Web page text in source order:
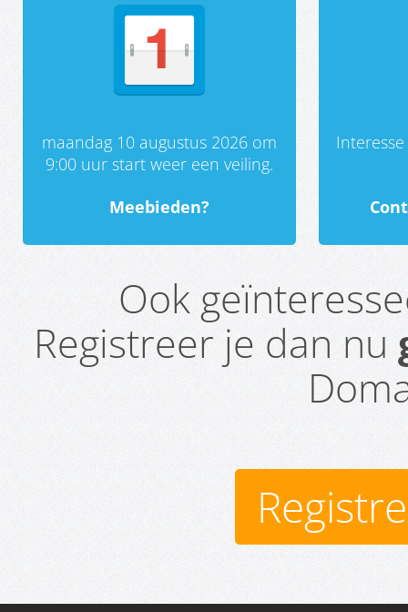
maandag 10 augustus 2026 om
9:00 uur start weer een veiling.
Meebieden?
Ook
Registreer je dan nu